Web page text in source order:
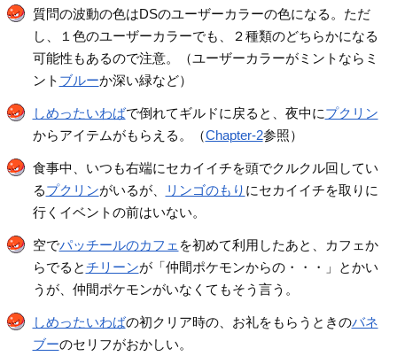
質問の波動の色はDSのユーザーカラーの色になる。ただ
し、１色のユーザーカラーでも、２種類のどちらかになる
可能性もあるので注意。（ユーザーカラーがミントならミ
ント ブルーか深い緑など）
しめったいわばで倒れてギルドに戻ると、夜中にプクリン
からアイテムがもらえる。（Chapter-2参照）
食事中、いつも右端にセカイイチを頭でクルクル回してい
るプクリンがいるが、 リンゴのもり にセカイイチを取りに
行くイベントの前はいない。
空でパッチールのカフェ を初めて利用したあと、カフェか
らでるとチリーンが「仲間ポケモンからの・・・」とかい
うが、仲間ポケモンがいなくてもそう言う。
しめったいわばの初クリア時の、お礼をもらうときのバネ
ブーのセリフがおかしい。